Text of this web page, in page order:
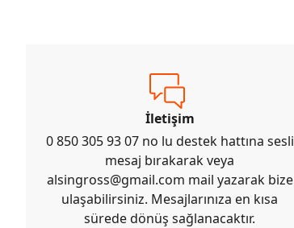
İletişim
0 850 305 93 07 no lu destek hattına sesli
mesaj bırakarak veya
alsingross@gmail.com mail yazarak bize
ulaşabilirsiniz. Mesajlarınıza en kısa
sürede dönüş sağlanacaktır.